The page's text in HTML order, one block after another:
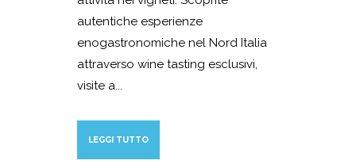
autentiche esperienze
enogastronomiche nel Nord Italia
attraverso wine tasting esclusivi,
visite a...
LEGGI TUTTO